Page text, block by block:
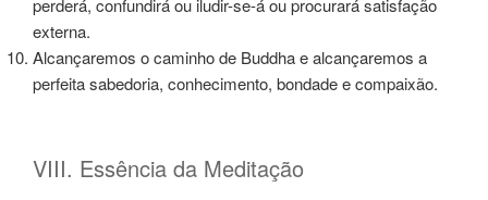
externa.
Alcançaremos o caminho de Buddha e alcançaremos a
perfeita sabedoria, conhecimento, bondade e compaixão.
VIII. Essência da Meditação